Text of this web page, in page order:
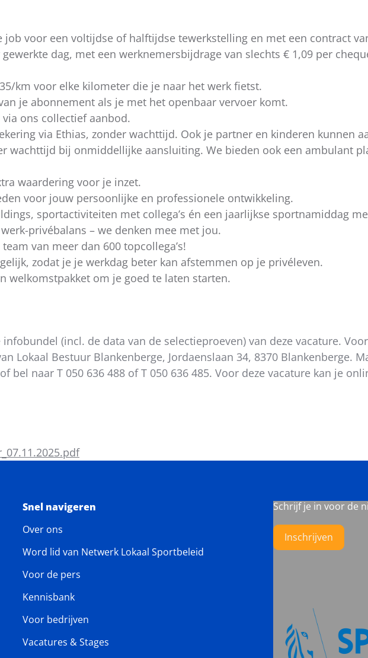
job voor een voltijdse of halftijdse tewerkstelling en met een contract
dag, met een werknemersbijdrage van slechts € 1,09 per
km voor elke kilometer die je naar het werk fietst.
je abonnement als je met het openbaar vervoer komt.
ons collectief aanbod.
via Ethias, zonder wachttijd. Ook je partner en kinderen kunnen
wachttijd bij onmiddellijke aansluiting. We bieden ook een ambulant
waardering voor je inzet.
voor jouw persoonlijke en professionele ontwikkeling.
sportactiviteiten met collega’s én een jaarlijkse sportnamiddag
privébalans – we denken mee met jou.
van meer dan 600 topcollega’s!
zodat je je werkdag beter kan afstemmen op je privéleven.
welkomstpakket om je goed te laten starten.
(incl. de data van de selectieproeven) van deze vacature.
Lokaal Bestuur Blankenberge, Jordaenslaan 34, 8370 Blankenberge.
of bel naar T 050 636 488 of T 050 636 485. Voor deze vacature kan je
Snel navigeren
Over ons
Word lid van Netwerk Lokaal Sportbeleid
Voor de pers
Kennisbank
Voor bedrijven
Vacatures & Stages
Schrijf je in voor de
Inschrijven